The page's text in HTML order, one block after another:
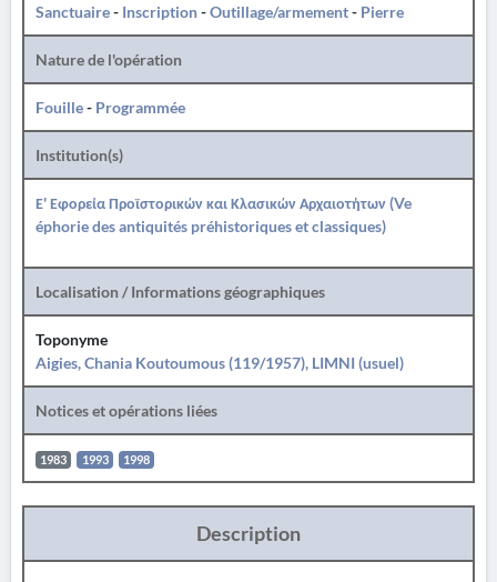
Sanctuaire- Inscription-Outillage/armement- Pierre
Nature de l'opération
Fouille- Programmée
Institution(s)
Ε' Εφορεία Προϊστορικών και Κλασικών Αρχαιοτήτων (Ve
éphorie des antiquités préhistoriques et classiques)
Localisation / Informations géographiques
Toponyme
Aigies, Chania Koutoumous (119/1957), LIMNI (usuel)
Notices et opérations liées
1983 1993 1998
Description